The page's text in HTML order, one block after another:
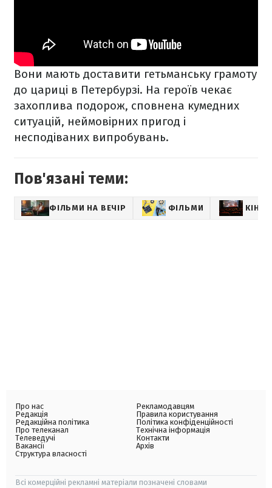
Вони мають доставити гетьманську грамоту
до цариці в Петербурзі. На героїв чекає
захоплива подорож, сповнена кумедних
ситуацій, неймовірних пригод і
несподіваних випробувань.
Пов'язані теми:
ФІЛЬМИ НА ВЕЧІР ФІЛЬМИ
Про нас
Редакція
Редакційна політика
Про телеканал
Телеведучі
Вакансії
Структура власності
Рекламодавцям
Правила користування
Політика конфіденційності
Технічна інформація
Контакти
Архів
Всі комерційні рекламні матеріали позначені словами